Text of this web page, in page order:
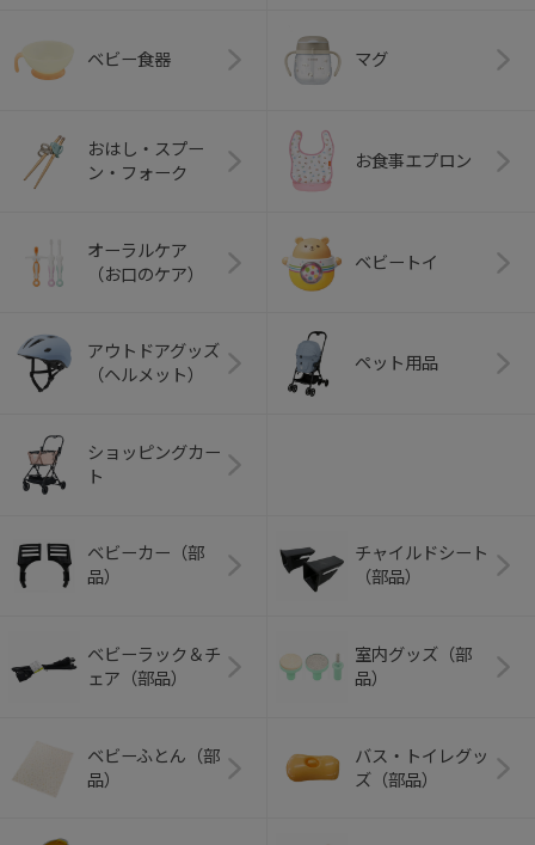
ベビー食器 マグ
おはし・スプー
ン・フォーク
お食事エプロン
オーラルケア
（お口のケア）
ベビートイ
アウトドアグッズ
（ヘルメット）
ペット用品
ショッピングカー
ト
ベビーカー（部
品）
チャイルドシート
（部品）
ベビーラック＆チ
ェア（部品）
室内グッズ（部
品）
ベビーふとん（部
品）
バス・トイレグッ
ズ（部品）